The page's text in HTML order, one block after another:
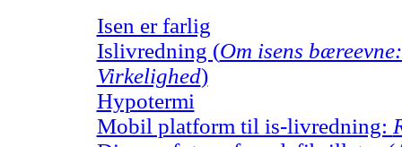
Isen er farlig
Islivredning (Om isens
Virkelighed)
Hypotermi
Mobil platform til is-livredning: